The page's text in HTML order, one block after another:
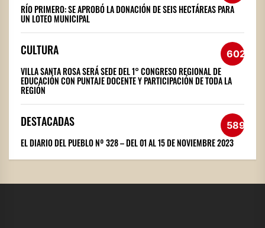
RÍO PRIMERO: SE APROBÓ LA DONACIÓN DE SEIS HECTÁREAS PARA
UN LOTEO MUNICIPAL
CULTURA 602
VILLA SANTA ROSA SERÁ SEDE DEL 1° CONGRESO REGIONAL DE
EDUCACIÓN CON PUNTAJE DOCENTE Y PARTICIPACIÓN DE TODA LA
REGIÓN
DESTACADAS 589
EL DIARIO DEL PUEBLO Nº 328 – DEL 01 AL 15 DE NOVIEMBRE 2023